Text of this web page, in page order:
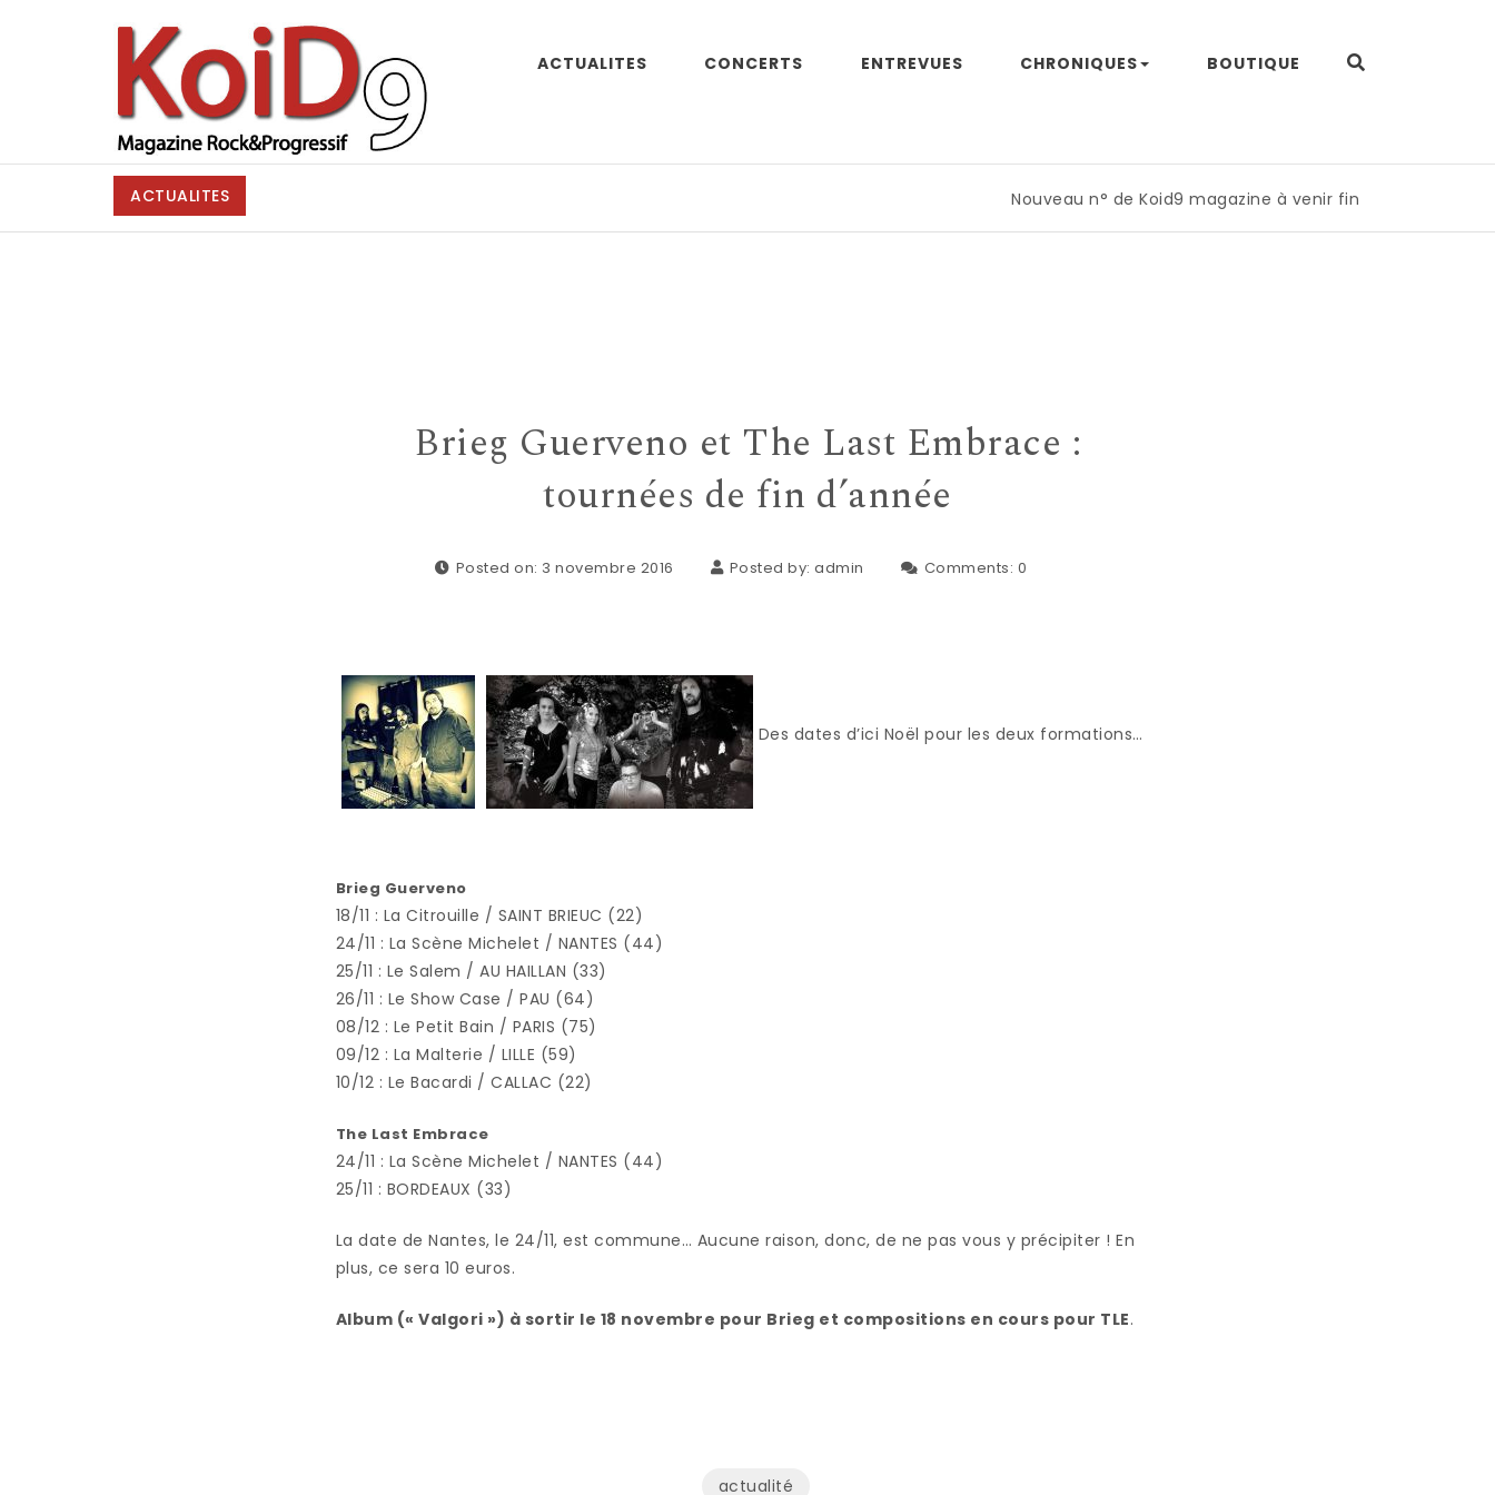
KoiD9
ACTUALITES CONCERTS ENTREVUES CHRONIQUES BOUTIQUE
ACTUALITES Nouveau n° de Koid9 magazine à venir fin mai 2026
Brieg Guerveno et The Last Embrace :
tournées de fin d’année
Posted on: 3 novembre 2016 Posted by: admin Comments: 0
Des dates d’ici Noël pour les deux formations…
Brieg Guerveno
18/11 : La Citrouille / SAINT BRIEUC (22)
24/11 : La Scène Michelet / NANTES (44)
25/11 : Le Salem / AU HAILLAN (33)
26/11 : Le Show Case / PAU (64)
08/12 : Le Petit Bain / PARIS (75)
09/12 : La Malterie / LILLE (59)
10/12 : Le Bacardi / CALLAC (22)
The Last Embrace
24/11 : La Scène Michelet / NANTES (44)
25/11 : BORDEAUX (33)
La date de Nantes, le 24/11, est commune… Aucune raison, donc, de ne pas vous y précipiter ! En
plus, ce sera 10 euros.
Album (« Valgori ») à sortir le 18 novembre pour Brieg et compositions en cours pour TLE.
actualité